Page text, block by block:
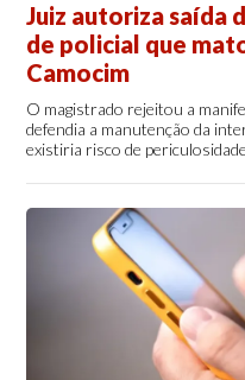
Juiz autoriza saída
de policial que
Camocim
O magistrado rejeitou a
defendia a manutenção da
existiria risco de periculosidade